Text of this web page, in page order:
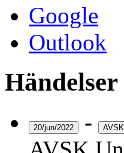
Google
Outlook
20/jun/2022 -